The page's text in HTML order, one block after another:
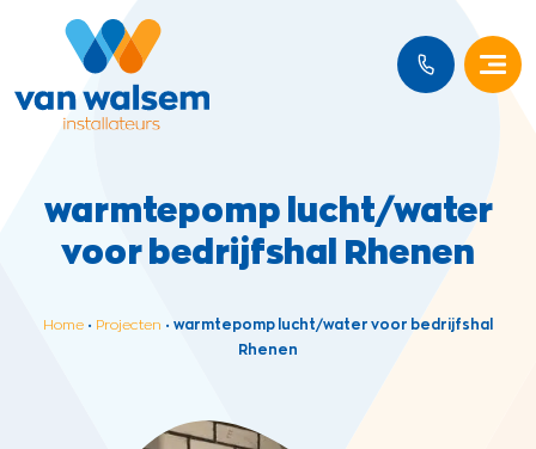
warmtepomp lucht/water
voor bedrijfshal Rhenen
Home • Projecten • warmtepomp lucht/water voor bedrijfshal
Rhenen